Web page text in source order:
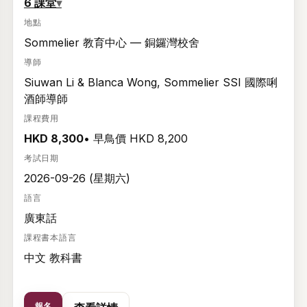
地點
Sommelier 教育中心 — 銅鑼灣校舍
導師
Siuwan Li & Blanca Wong, Sommelier SSI 國際唎
酒師導師
課程費用
HKD 8,300• 早鳥價 HKD 8,200
考試日期
2026-09-26 (星期六)
語言
廣東話
課程書本語言
中文 教科書